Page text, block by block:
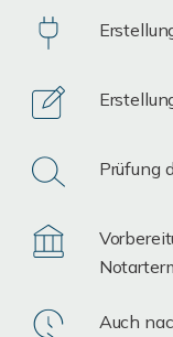
Prüfung
Auch